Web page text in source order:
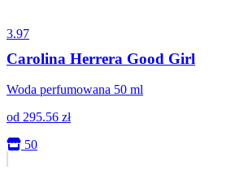
3.97
Carolina Herrera Good Girl
Woda perfumowana 50 ml
od 295.56 zł
50